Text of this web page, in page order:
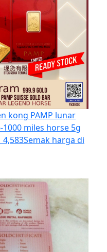
kong PAMP lunar
miles horse 5g
4,583Semak harga di